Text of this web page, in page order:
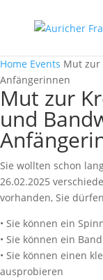
Home Events Mut zur
Anfängerinnen
Mut zur
und
Sie wollten schon
26.02.2025
vorhanden, Sie
• Sie können ein
• Sie können ein
• Sie können einen
ausprobieren